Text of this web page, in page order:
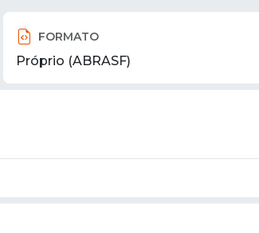
FORMATO
Próprio (ABRASF)